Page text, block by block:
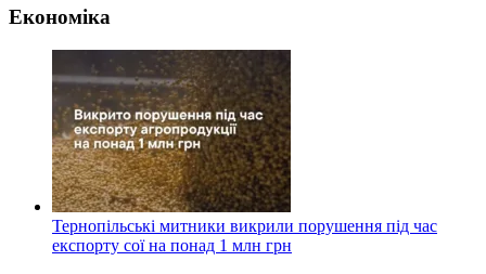
Економіка
Тернопільські митники викрили порушення під час
експорту сої на понад 1 млн грн